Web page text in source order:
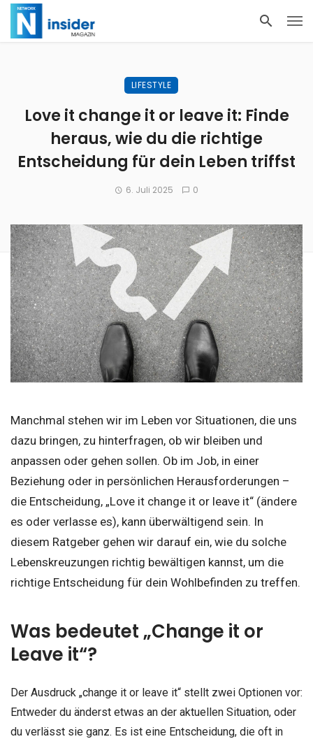
LIFESTYLE
Love it change it or leave it: Finde
heraus, wie du die richtige
Entscheidung für dein Leben triffst
6. Juli 2025 0
Manchmal stehen wir im Leben vor Situationen, die uns
dazu bringen, zu hinterfragen, ob wir bleiben und
anpassen oder gehen sollen. Ob im Job, in einer
Beziehung oder in persönlichen Herausforderungen –
die Entscheidung, „Love it change it or leave it“ (ändere
es oder verlasse es), kann überwältigend sein. In
diesem Ratgeber gehen wir darauf ein, wie du solche
Lebenskreuzungen richtig bewältigen kannst, um die
richtige Entscheidung für dein Wohlbefinden zu treffen.
Was bedeutet „Change it or
Leave it“?
Der Ausdruck „change it or leave it“ stellt zwei Optionen vor:
Entweder du änderst etwas an der aktuellen Situation, oder
du verlässt sie ganz. Es ist eine Entscheidung, die oft in